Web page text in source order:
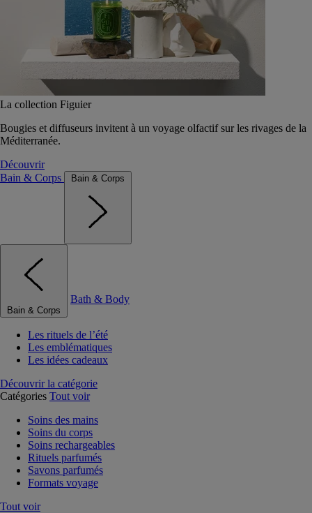
La collection Figuier
Bougies et diffuseurs invitent à un voyage olfactif sur les rivages de la
Méditerranée.
Découvrir
Bain & Corps
Bain & Corps
Bain & Corps
Bath & Body
Les rituels de l’été
Les emblématiques
Les idées cadeaux
Découvrir la catégorie
Catégories Tout voir
Soins des mains
Soins du corps
Soins rechargeables
Rituels parfumés
Savons parfumés
Formats voyage
Tout voir